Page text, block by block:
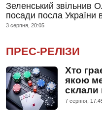
Зеленський звільнив
посади посла
3 серпня, 20:05
ПРЕС-РЕЛІЗИ
Хто
якою
склали
7 серпня,